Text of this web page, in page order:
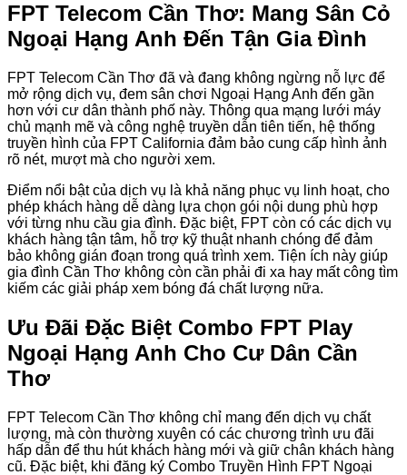
FPT Telecom Cần Thơ: Mang Sân Cỏ
Ngoại Hạng Anh Đến Tận Gia Đình
FPT Telecom Cần Thơ đã và đang không ngừng nỗ lực để
mở rộng dịch vụ, đem sân chơi Ngoại Hạng Anh đến gần
hơn với cư dân thành phố này. Thông qua mạng lưới máy
chủ mạnh mẽ và công nghệ truyền dẫn tiên tiến, hệ thống
truyền hình của FPT California đảm bảo cung cấp hình ảnh
rõ nét, mượt mà cho người xem.
Điểm nổi bật của dịch vụ là khả năng phục vụ linh hoạt, cho
phép khách hàng dễ dàng lựa chọn gói nội dung phù hợp
với từng nhu cầu gia đình. Đặc biệt, FPT còn có các dịch vụ
khách hàng tận tâm, hỗ trợ kỹ thuật nhanh chóng để đảm
bảo không gián đoạn trong quá trình xem. Tiện ích này giúp
gia đình Cần Thơ không còn cần phải đi xa hay mất công tìm
kiếm các giải pháp xem bóng đá chất lượng nữa.
Ưu Đãi Đặc Biệt Combo FPT Play
Ngoại Hạng Anh Cho Cư Dân Cần
Thơ
FPT Telecom Cần Thơ không chỉ mang đến dịch vụ chất
lượng, mà còn thường xuyên có các chương trình ưu đãi
hấp dẫn để thu hút khách hàng mới và giữ chân khách hàng
cũ. Đặc biệt, khi đăng ký Combo Truyền Hình FPT Ngoại